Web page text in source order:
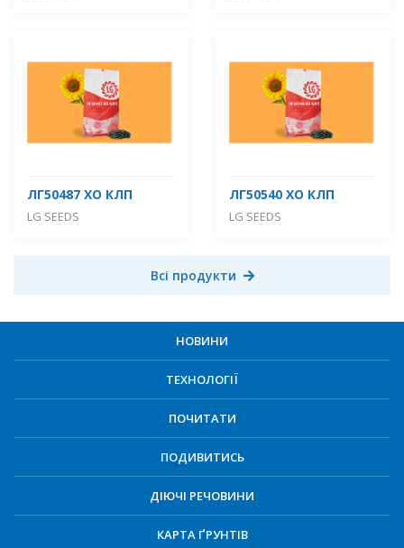
ЛГ50487 ХО КЛП
LG SEEDS
ЛГ50540 ХО КЛП
LG SEEDS
Всі продукти
НОВИНИ
ТЕХНОЛОГІЇ
ПОЧИТАТИ
ПОДИВИТИСЬ
ДІЮЧІ РЕЧОВИНИ
КАРТА ҐРУНТІВ